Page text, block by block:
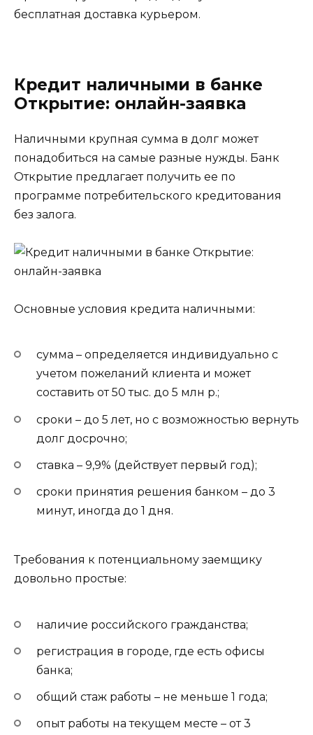
бесплатная доставка курьером.
Кредит наличными в банке
Открытие: онлайн-заявка
Наличными крупная сумма в долг может
понадобиться на самые разные нужды. Банк
Открытие предлагает получить ее по
программе потребительского кредитования
без залога.
Основные условия кредита наличными:
сумма – определяется индивидуально с
учетом пожеланий клиента и может
составить от 50 тыс. до 5 млн р.;
сроки – до 5 лет, но с возможностью вернуть
долг досрочно;
ставка – 9,9% (действует первый год);
сроки принятия решения банком – до 3
минут, иногда до 1 дня.
Требования к потенциальному заемщику
довольно простые:
наличие российского гражданства;
регистрация в городе, где есть офисы
банка;
общий стаж работы – не меньше 1 года;
опыт работы на текущем месте – от 3